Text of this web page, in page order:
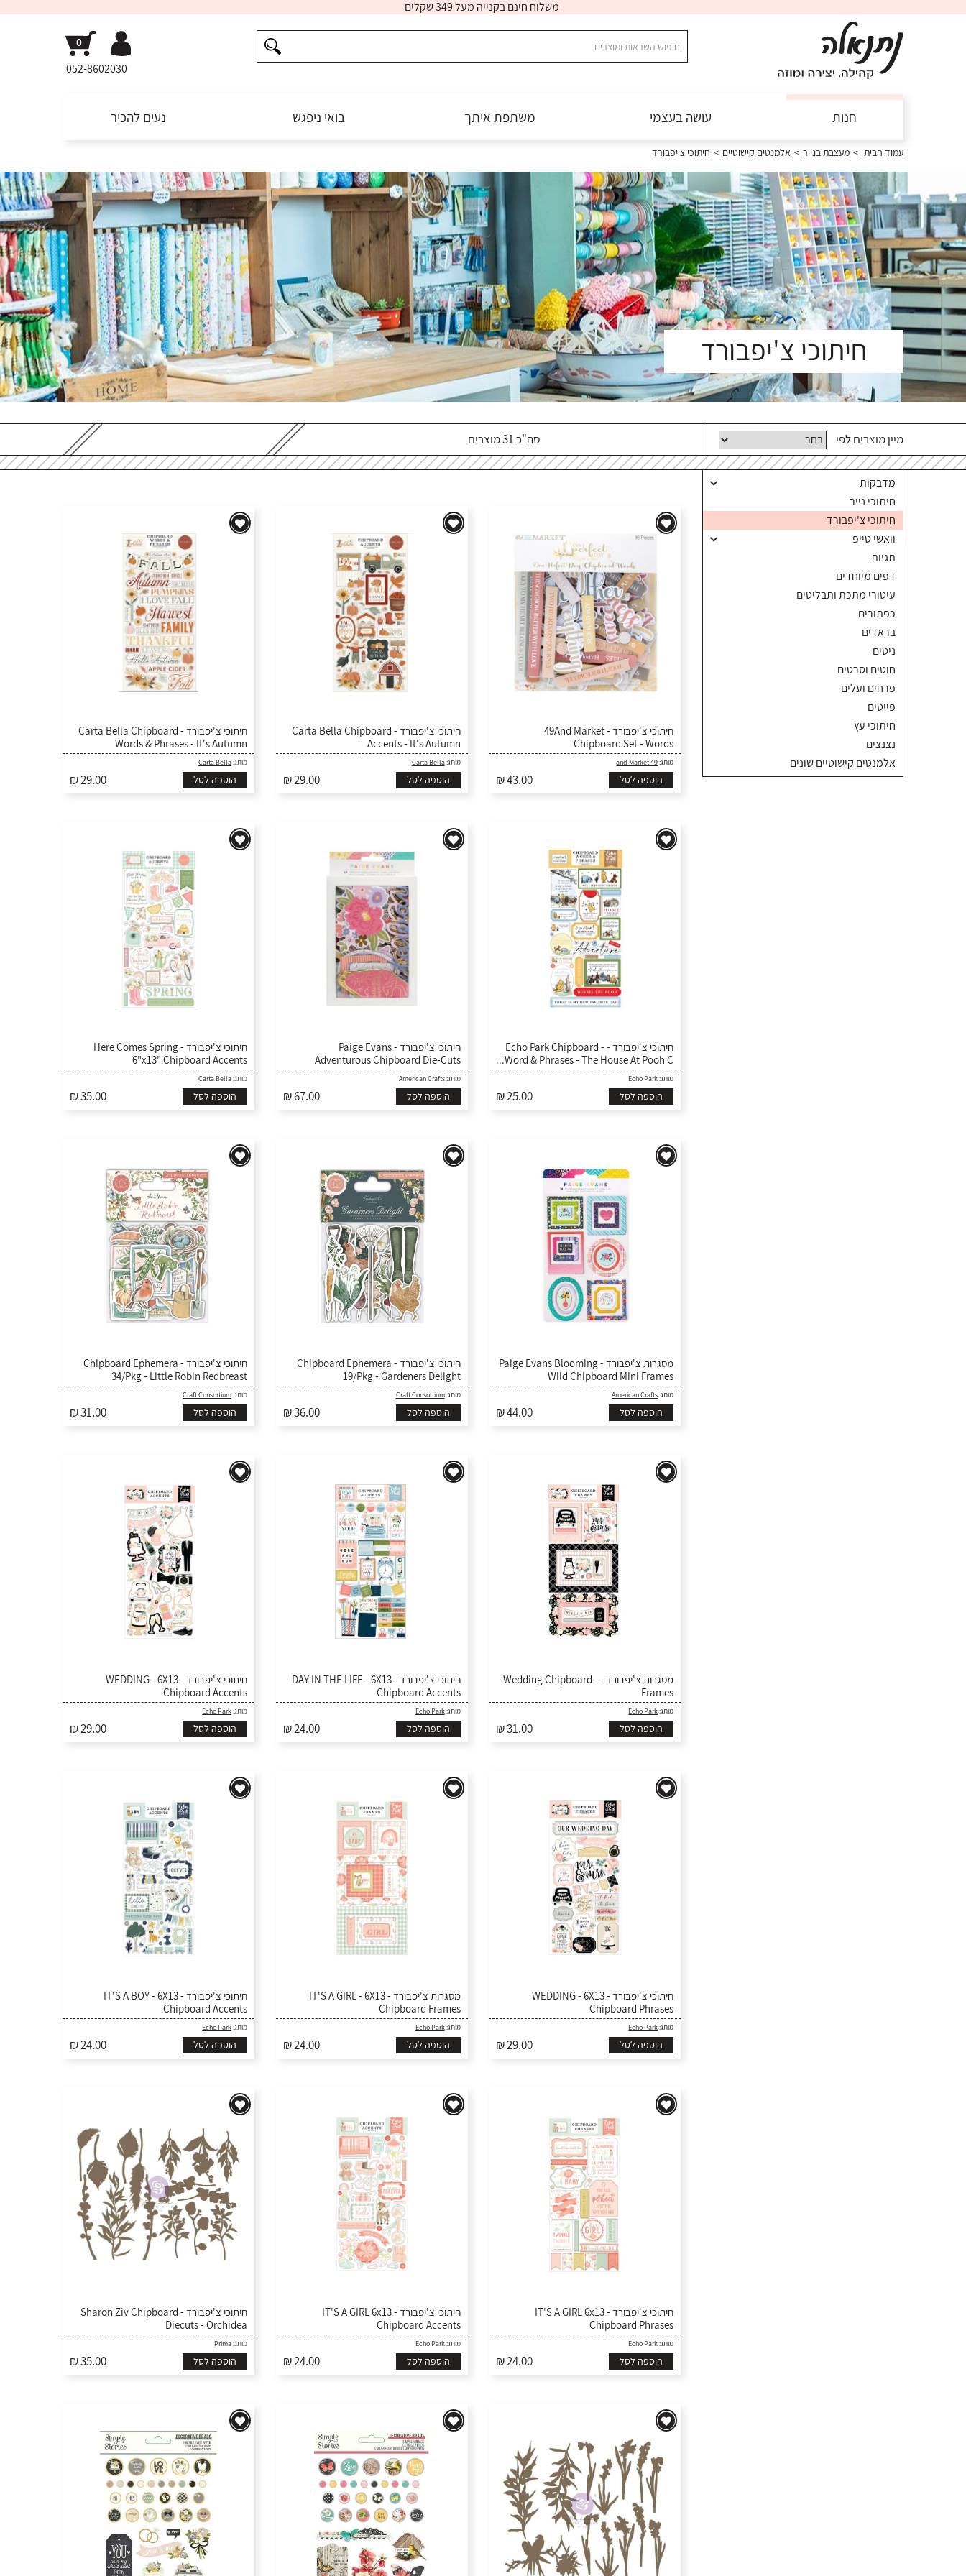
052-8602030
חנות עושה בעצמי משתפת איתך בואי ניפגש נעים להכיר
עמוד הבית > מעצבת בנייר > אלמנטים קישוטיים > חיתוכי צ יפבורד
חיתוכי צ'יפבורד
מיין מוצרים לפי סה"כ 31 מוצרים
מדבקות
חיתוכי נייר
חיתוכי צ'יפבורד
וואשי טייפ
תגיות
דפים מיוחדים
עיטורי מתכת ותבליטים
כפתורים
בראדים
ניטים
חוטים וסרטים
פרחים ועלים
פייטים
חיתוכי עץ
נצנצים
אלמנטים קישוטיים שונים
חיתוכי צ'יפבורד - 49And Market
Chipboard Set - Words
מותג:49 and Market
₪ 43.00 הוספה לסל
חיתוכי צ'יפבורד - Carta Bella Chipboard
Accents - It's Autumn
מותג:Carta Bella
₪ 29.00 הוספה לסל
חיתוכי צ'יפבורד - Carta Bella Chipboard
Words & Phrases - It's Autumn
מותג:Carta Bella
₪ 29.00 הוספה לסל
חיתוכי צ'יפבורד - Echo Park Chipboard -
Word & Phrases - The House At Pooh C...
מותג:Echo Park
₪ 25.00 הוספה לסל
חיתוכי צ'יפבורד - Paige Evans
Adventurous Chipboard Die-Cuts
מותג:American Crafts
₪ 67.00 הוספה לסל
חיתוכי צ'יפבורד - Here Comes Spring
6"x13" Chipboard Accents
מותג:Carta Bella
₪ 35.00 הוספה לסל
מסגרות צ'יפבורד - Paige Evans Blooming
Wild Chipboard Mini Frames
מותג:American Crafts
₪ 44.00 הוספה לסל
חיתוכי צ'יפבורד - Chipboard Ephemera
19/Pkg - Gardeners Delight
מותג:Craft Consortium
₪ 36.00 הוספה לסל
חיתוכי צ'יפבורד - Chipboard Ephemera
34/Pkg - Little Robin Redbreast
מותג:Craft Consortium
₪ 31.00 הוספה לסל
מסגרות צ'יפבורד - Wedding Chipboard -
Frames
מותג:Echo Park
₪ 31.00 הוספה לסל
חיתוכי צ'יפבורד - DAY IN THE LIFE - 6X13
Chipboard Accents
מותג:Echo Park
₪ 24.00 הוספה לסל
חיתוכי צ'יפבורד - WEDDING - 6X13
Chipboard Accents
מותג:Echo Park
₪ 29.00 הוספה לסל
חיתוכי צ'יפבורד - WEDDING - 6X13
Chipboard Phrases
מותג:Echo Park
₪ 29.00 הוספה לסל
מסגרות צ'יפבורד - IT'S A GIRL - 6X13
Chipboard Frames
מותג:Echo Park
₪ 24.00 הוספה לסל
חיתוכי צ'יפבורד - IT'S A BOY - 6X13
Chipboard Accents
מותג:Echo Park
₪ 24.00 הוספה לסל
חיתוכי צ'יפבורד - IT'S A GIRL 6x13
Chipboard Phrases
מותג:Echo Park
₪ 24.00 הוספה לסל
חיתוכי צ'יפבורד - IT'S A GIRL 6x13
Chipboard Accents
מותג:Echo Park
₪ 24.00 הוספה לסל
חיתוכי צ'יפבורד - Sharon Ziv Chipboard
Diecuts - Orchidea
מותג:Prima
₪ 35.00 הוספה לסל